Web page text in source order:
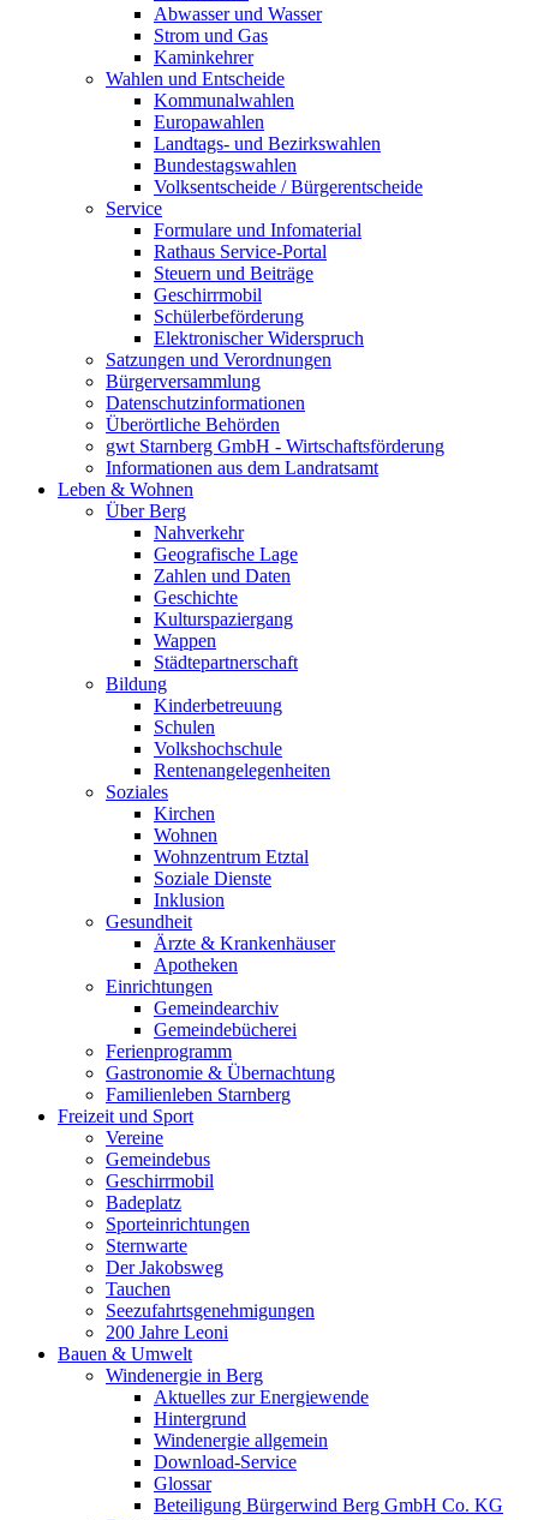
Abwasser und Wasser
Strom und Gas
Kaminkehrer
Wahlen und Entscheide
Kommunalwahlen
Europawahlen
Landtags- und Bezirkswahlen
Bundestagswahlen
Volksentscheide / Bürgerentscheide
Service
Formulare und Infomaterial
Rathaus Service-Portal
Steuern und Beiträge
Geschirrmobil
Schülerbeförderung
Elektronischer Widerspruch
Satzungen und Verordnungen
Bürgerversammlung
Datenschutzinformationen
Überörtliche Behörden
gwt Starnberg GmbH - Wirtschaftsförderung
Informationen aus dem Landratsamt
Leben & Wohnen
Über Berg
Nahverkehr
Geografische Lage
Zahlen und Daten
Geschichte
Kulturspaziergang
Wappen
Städtepartnerschaft
Bildung
Kinderbetreuung
Schulen
Volkshochschule
Rentenangelegenheiten
Soziales
Kirchen
Wohnen
Wohnzentrum Etztal
Soziale Dienste
Inklusion
Gesundheit
Ärzte & Krankenhäuser
Apotheken
Einrichtungen
Gemeindearchiv
Gemeindebücherei
Ferienprogramm
Gastronomie & Übernachtung
Familienleben Starnberg
Freizeit und Sport
Vereine
Gemeindebus
Geschirrmobil
Badeplatz
Sporteinrichtungen
Sternwarte
Der Jakobsweg
Tauchen
Seezufahrtsgenehmigungen
200 Jahre Leoni
Bauen & Umwelt
Windenergie in Berg
Aktuelles zur Energiewende
Hintergrund
Windenergie allgemein
Download-Service
Glossar
Beteiligung Bürgerwind Berg GmbH Co. KG